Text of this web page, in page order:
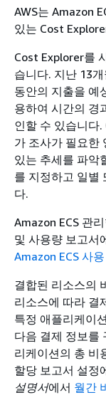
AWS는 Amazon
있는 Cost
Cost Explorer를
습니다. 지난 13
동안의 지출을 예
용하여 시간의 경
인할 수 있습니다
가 조사가 필요한
있는 추세를 파악
를 지정하고 일별
다.
Amazon ECS 관
및 사용량 보고서
Amazon ECS 사
결합된 리소스의
리소스에 따라 결
특정 애플리케이
다음 결제 정보를
리케이션의 총 비
할당 보고서 설정
설명서에서 월간